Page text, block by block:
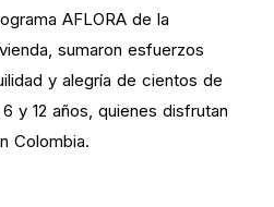
AFLORA de la
sumaron esfuerzos
y alegría de cientos de
y 12 años, quienes disfrutan
Colombia.